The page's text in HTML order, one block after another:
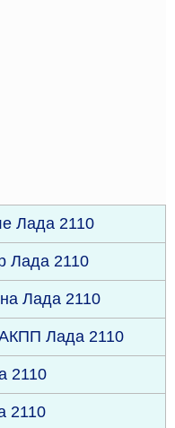
Лада 2110
Лада 2110
Лада 2110
Лада 2110
2110
2110